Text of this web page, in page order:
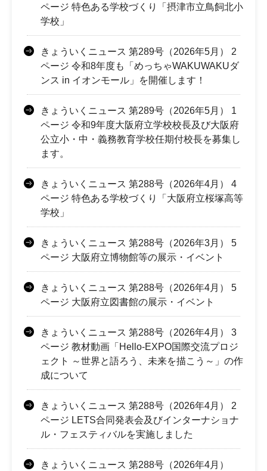
ページ 特色ある学校づくり「摂津市立鳥飼北小
学校」
きょういくニュース 第289号（2026年5月） 2
ページ 令和8年度も「めっちゃWAKUWAKUダ
ンス in イオンモール」を開催します！
きょういくニュース 第289号（2026年5月） 1
ページ 令和9年度大阪府立学校校長及び大阪府
公立小・中・義務教育学校任期付校長を募集し
ます。
きょういくニュース 第288号（2026年4月） 4
ページ 特色ある学校づくり「大阪府立桜塚高等
学校」
きょういくニュース 第288号（2026年3月） 5
ページ 大阪府立博物館等の展示・イベント
きょういくニュース 第288号（2026年4月） 5
ページ 大阪府立図書館の展示・イベント
きょういくニュース 第288号（2026年4月） 3
ページ 教材動画「Hello-EXPO国際交流プロジ
ェクト ～世界と語ろう、未来を描こう～」の作
成について
きょういくニュース 第288号（2026年4月） 2
ページ LETS合同発表会及びインターナショナ
ル・フェスティバルを実施しました
きょういくニュース 第288号（2026年4月）